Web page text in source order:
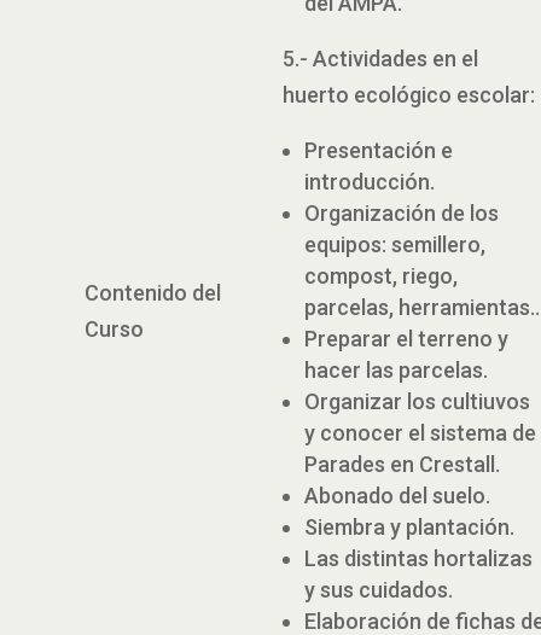
Contenido del
Curso
5.- Actividades en el
huerto ecológico escolar:
Presentación e
introducción.
Organización de los
equipos: semillero,
compost, riego,
parcelas,
Preparar el terreno y
hacer las parcelas.
Organizar los cultiuvos
y conocer el sistema de
Parades en Crestall.
Abonado del suelo.
Siembra y plantación.
Las distintas hortalizas
y sus cuidados.
Elaboración de fichas